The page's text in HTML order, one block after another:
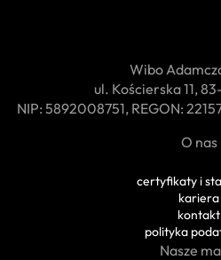
Wibo
ul. Kościerska 11,
NIP: 5892008751, REGON:
O nas
certyfikaty i
kariera
kontakt
polityka
Nasze